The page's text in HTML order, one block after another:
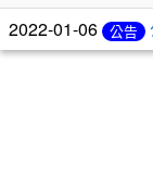
2022-01-06 公告